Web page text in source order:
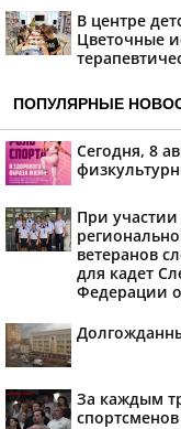
В центре
Цветочные
ПОПУЛЯРНЫЕ
Сегодня, 8
При участии
ветеранов
для кадет
Федерации
За каждым